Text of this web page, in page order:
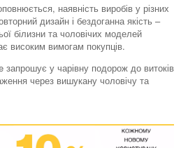
наявність виробів у різних
дизайн і бездоганна якість –
білизни та чоловічих моделей
високим вимогам покупців.
запрошує у чарівну подорож до витоків
через вишукану чоловічу та